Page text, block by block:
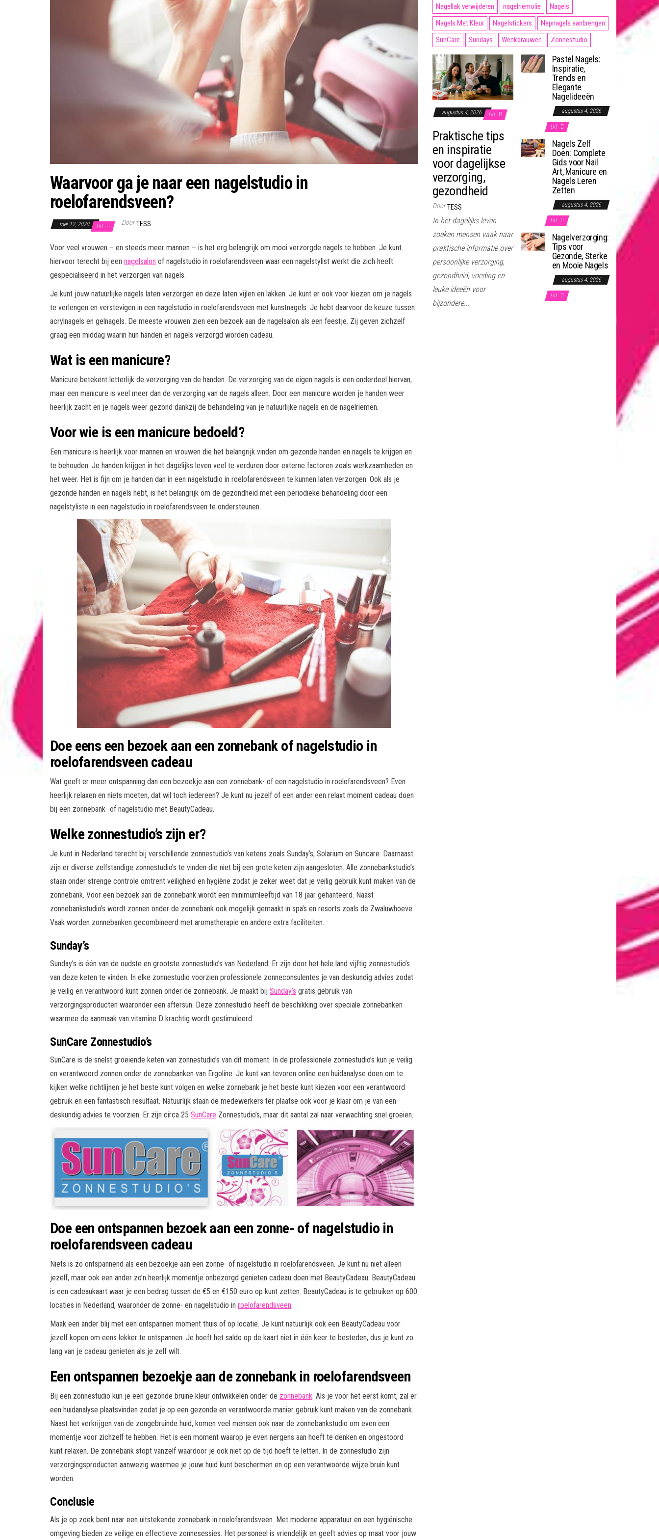
Waarvoor ga je naar een nagelstudio in
roelofarendsveen?
mei 12, 2020 Uit Door TESS
Voor veel vrouwen – en steeds meer mannen – is het erg belangrijk om mooi verzorgde nagels te hebben. Je kunt
hiervoor terecht bij een nagelsalon of nagelstudio in roelofarendsveen waar een nagelstylist werkt die zich heeft
gespecialiseerd in het verzorgen van nagels.
Je kunt jouw natuurlijke nagels laten verzorgen en deze laten vijlen en lakken. Je kunt er ook voor kiezen om je nagels
te verlengen en verstevigen in een nagelstudio in roelofarendsveen met kunstnagels. Je hebt daarvoor de keuze tussen
acrylnagels en gelnagels. De meeste vrouwen zien een bezoek aan de nagelsalon als een feestje. Zij geven zichzelf
graag een middag waarin hun handen en nagels verzorgd worden cadeau.
Wat is een manicure?
Manicure betekent letterlijk de verzorging van de handen. De verzorging van de eigen nagels is een onderdeel hiervan,
maar een manicure is veel meer dan de verzorging van de nagels alleen. Door een manicure worden je handen weer
heerlijk zacht en je nagels weer gezond dankzij de behandeling van je natuurlijke nagels en de nagelriemen.
Voor wie is een manicure bedoeld?
Een manicure is heerlijk voor mannen en vrouwen die het belangrijk vinden om gezonde handen en nagels te krijgen en
te behouden. Je handen krijgen in het dagelijks leven veel te verduren door externe factoren zoals werkzaamheden en
het weer. Het is fijn om je handen dan in een nagelstudio in roelofarendsveen te kunnen laten verzorgen. Ook als je
gezonde handen en nagels hebt, is het belangrijk om de gezondheid met een periodieke behandeling door een
nagelstyliste in een nagelstudio in roelofarendsveen te ondersteunen.
Doe eens een bezoek aan een zonnebank of nagelstudio in
roelofarendsveen cadeau
Wat geeft er meer ontspanning dan een bezoekje aan een zonnebank- of een nagelstudio in roelofarendsveen? Even
heerlijk relaxen en niets moeten, dat wil toch iedereen? Je kunt nu jezelf of een ander een relaxt moment cadeau doen
bij een zonnebank- of nagelstudio met BeautyCadeau.
Welke zonnestudio’s zijn er?
Je kunt in Nederland terecht bij verschillende zonnestudio’s van ketens zoals Sunday’s, Solarium en Suncare. Daarnaast
zijn er diverse zelfstandige zonnestudio’s te vinden die niet bij een grote keten zijn aangesloten. Alle zonnebankstudio’s
staan onder strenge controle omtrent veiligheid en hygiëne zodat je zeker weet dat je veilig gebruik kunt maken van de
zonnebank. Voor een bezoek aan de zonnebank wordt een minimumleeftijd van 18 jaar gehanteerd. Naast
zonnebankstudio’s wordt zonnen onder de zonnebank ook mogelijk gemaakt in spa’s en resorts zoals de Zwaluwhoeve.
Vaak worden zonnebanken gecombineerd met aromatherapie en andere extra faciliteiten.
Sunday’s
Sunday’s is één van de oudste en grootste zonnestudio’s van Nederland. Er zijn door het hele land vijftig zonnestudio’s
van deze keten te vinden. In elke zonnestudio voorzien professionele zonneconsulentes je van deskundig advies zodat
je veilig en verantwoord kunt zonnen onder de zonnebank. Je maakt bij Sunday’s gratis gebruik van
verzorgingsproducten waaronder een aftersun. Deze zonnestudio heeft de beschikking over speciale zonnebanken
waarmee de aanmaak van vitamine D krachtig wordt gestimuleerd.
SunCare Zonnestudio’s
SunCare is de snelst groeiende keten van zonnestudio’s van dit moment. In de professionele zonnestudio’s kun je veilig
en verantwoord zonnen onder de zonnebanken van Ergoline. Je kunt van tevoren online een huidanalyse doen om te
kijken welke richtlijnen je het beste kunt volgen en welke zonnebank je het beste kunt kiezen voor een verantwoord
gebruik en een fantastisch resultaat. Natuurlijk staan de medewerkers ter plaatse ook voor je klaar om je van een
deskundig advies te voorzien. Er zijn circa 25 SunCare Zonnestudio’s, maar dit aantal zal naar verwachting snel groeien.
Doe een ontspannen bezoek aan een zonne- of nagelstudio in
roelofarendsveen cadeau
Niets is zo ontspannend als een bezoekje aan een zonne- of nagelstudio in roelofarendsveen. Je kunt nu niet alleen
jezelf, maar ook een ander zo’n heerlijk momentje onbezorgd genieten cadeau doen met BeautyCadeau. BeautyCadeau
is een cadeaukaart waar je een bedrag tussen de €5 en €150 euro op kunt zetten. BeautyCadeau is te gebruiken op 600
locaties in Nederland, waaronder de zonne- en nagelstudio in roelofarendsveen.
Maak een ander blij met een ontspannen moment thuis of op locatie. Je kunt natuurlijk ook een BeautyCadeau voor
jezelf kopen om eens lekker te ontspannen. Je hoeft het saldo op de kaart niet in één keer te besteden, dus je kunt zo
lang van je cadeau genieten als je zelf wilt.
Een ontspannen bezoekje aan de zonnebank in roelofarendsveen
Bij een zonnestudio kun je een gezonde bruine kleur ontwikkelen onder de zonnebank. Als je voor het eerst komt, zal er
een huidanalyse plaatsvinden zodat je op een gezonde en verantwoorde manier gebruik kunt maken van de zonnebank.
Naast het verkrijgen van de zongebruinde huid, komen veel mensen ook naar de zonnebankstudio om even een
momentje voor zichzelf te hebben. Het is een moment waarop je even nergens aan hoeft te denken en ongestoord
kunt relaxen. De zonnebank stopt vanzelf waardoor je ook niet op de tijd hoeft te letten. In de zonnestudio zijn
verzorgingsproducten aanwezig waarmee je jouw huid kunt beschermen en op een verantwoorde wijze bruin kunt
worden.
Conclusie
Als je op zoek bent naar een uitstekende zonnebank in roelofarendsveen. Met moderne apparatuur en een hygiënische
omgeving bieden ze veilige en effectieve zonnesessies. Het personeel is vriendelijk en geeft advies op maat voor jouw
Nagellak verwijderen
nagelriemolie
Nagels
Nagels Met Kleur
Nagelstickers
Nepnagels aanbrengen
SunCare
Sundays Wenkbrauwen Zonnestudio
augustus 4, 2026 Uit
Praktische tips
en inspiratie
voor dagelijkse
verzorging,
gezondheid
Door TESS
In het dagelijks leven
zoeken mensen vaak naar
praktische informatie over
persoonlijke verzorging,
gezondheid, voeding en
leuke ideeën voor
bijzondere...
Pastel Nagels:
Inspiratie,
Trends en
Elegante
Nagelideeën
augustus 4, 2026
Uit
Nagels Zelf
Doen: Complete
Gids voor Nail
Art, Manicure en
Nagels Leren
Zetten
augustus 4, 2026
Uit
Nagelverzorging:
Tips voor
Gezonde, Sterke
en Mooie Nagels
augustus 4, 2026
Uit